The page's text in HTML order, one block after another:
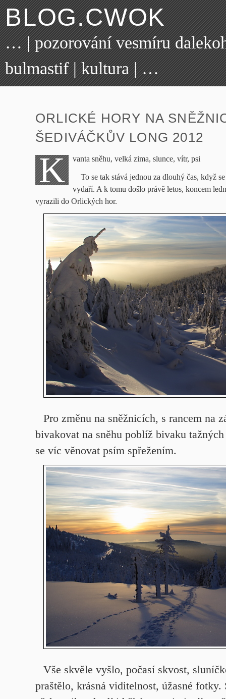
BLOG.CWOK
… | pozorování vesmíru
bulmastif | kultura | …
ORLICKÉ HORY NA
ŠEDIVÁČKŮV LONG 2012
K vanta sněhu, velká zima, slunce, vítr, psi
To se tak stává jednou za dlouhý čas, když
vydaří. A k tomu došlo právě letos, koncem
vyrazili do Orlických hor.
Pro změnu na sněžnicích, s rancem na
bivakovat na sněhu poblíž bivaku
se víc věnovat psím spřežením.
Vše skvěle vyšlo, počasí skvost,
praštělo, krásná viditelnost, úžasné fotky.